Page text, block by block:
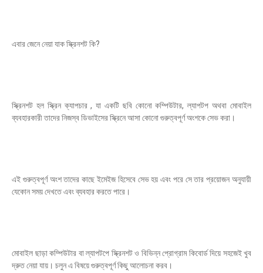
এবার জেনে নেয়া যাক স্ক্রিনশট কি?
স্ক্রিনশট হল স্ক্রিন ক্যাপচার , যা একটি ছবি কোনো কম্পিউটার, ল্যাপটপ অথবা মোবাইল
ব্যবহারকারী তাদের নিজস্ব ডিভাইসের স্ক্রিনে আসা কোনো গুরুত্বপূর্ণ অংশকে সেভ করা।
এই গুরুত্বপূর্ণ অংশ তাদের কাছে ইমেইজ হিসেবে সেভ হয় এবং পরে সে তার প্রয়োজন অনুযায়ী
যেকোন সময় দেখতে এবং ব্যবহার করতে পারে।
মোবাইল ছাড়া কম্পিউটার বা ল্যাপটপে স্ক্রিনশট ও বিভিন্ন প্রোগ্রাম কিবোর্ড দিয়ে সহজেই খুব
দ্রুত নেয়া যায়। চলুন এ বিষয়ে গুরুত্বপূর্ণ কিছু আলোচনা করব।